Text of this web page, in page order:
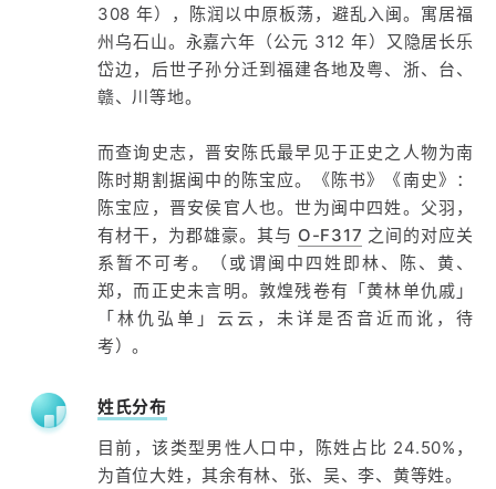
308 年），陈润以中原板荡，避乱入闽。寓居福
州乌石山。永嘉六年（公元 312 年）又隐居长乐
岱边，后世子孙分迁到福建各地及粤、浙、台、
赣、川等地。
而查询史志，晋安陈氏最早见于正史之人物为南
陈时期割据闽中的陈宝应。《陈书》《南史》：
陈宝应，晋安侯官人也。世为闽中四姓。父羽，
有材干，为郡雄豪。其与 O-F317 之间的对应关
系暂不可考。（或谓闽中四姓即林、陈、黄、
郑，而正史未言明。敦煌残卷有「黄林单仇戚」
「林仇弘单」云云，未详是否音近而讹，待
考）。
姓氏分布
目前，该类型男性人口中，陈姓占比 24.50%，
为首位大姓，其余有林、张、吴、李、黄等姓。